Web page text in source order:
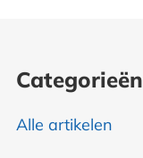
Categorieën
Alle artikelen